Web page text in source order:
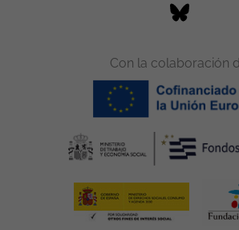
Con la colaboración